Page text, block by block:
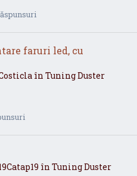
faruri led, cu
în Tuning Duster
în Tuning Duster